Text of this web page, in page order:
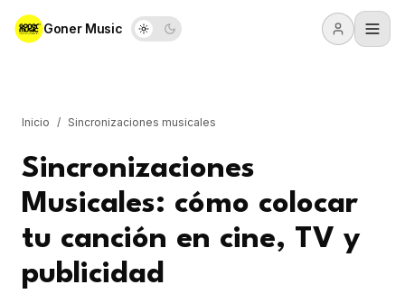
Goner Music
Inicio / Sincronizaciones musicales
Sincronizaciones
Musicales: cómo colocar
tu canción en cine, TV y
publicidad